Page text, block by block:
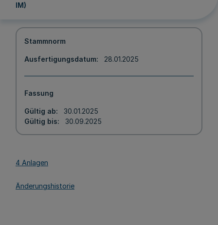
IM)
Stammnorm
Ausfertigungsdatum 28.01.2025
Fassung
Gültig ab
30.01.2025
Gültig bis
30.09.2025
4 Anlagen
Änderungshistorie